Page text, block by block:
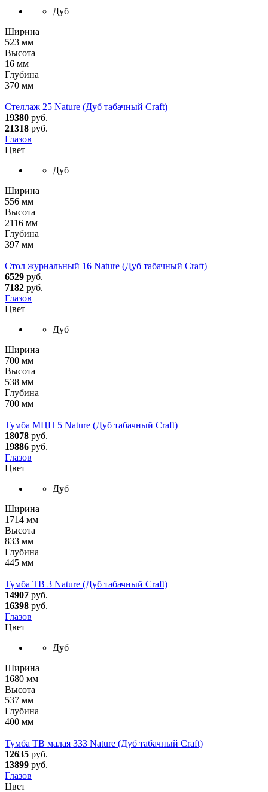
Дуб
Ширина
523 мм
Высота
16 мм
Глубина
370 мм
Стеллаж 25 Nature (Дуб табачный Craft)
19380 руб.
21318 руб.
Глазов
Цвет
Дуб
Ширина
556 мм
Высота
2116 мм
Глубина
397 мм
Стол журнальный 16 Nature (Дуб табачный Craft)
6529 руб.
7182 руб.
Глазов
Цвет
Дуб
Ширина
700 мм
Высота
538 мм
Глубина
700 мм
Тумба МЦН 5 Nature (Дуб табачный Craft)
18078 руб.
19886 руб.
Глазов
Цвет
Дуб
Ширина
1714 мм
Высота
833 мм
Глубина
445 мм
Тумба ТВ 3 Nature (Дуб табачный Craft)
14907 руб.
16398 руб.
Глазов
Цвет
Дуб
Ширина
1680 мм
Высота
537 мм
Глубина
400 мм
Тумба ТВ малая 333 Nature (Дуб табачный Craft)
12635 руб.
13899 руб.
Глазов
Цвет